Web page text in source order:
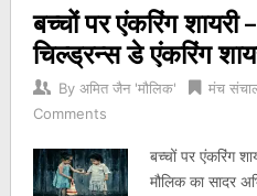
बच्चों पर एंकरिंग शायरी
चिल्ड्रन्स डे एंकरिंग
By अमित जैन 'मौलिक' मंच
Comments
बच्चों पर एंकरिंग
मौलिक का सादर